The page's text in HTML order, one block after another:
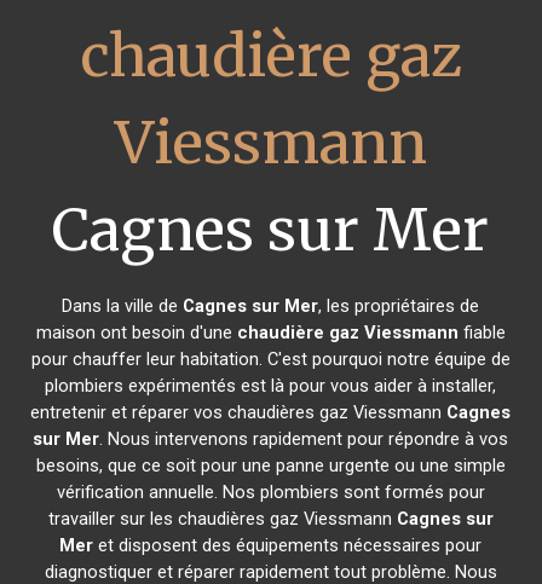
chaudière gaz
Viessmann
Cagnes sur Mer
Dans la ville de Cagnes sur Mer, les propriétaires de
maison ont besoin d'une chaudière gaz Viessmann fiable
pour chauffer leur habitation. C'est pourquoi notre équipe de
plombiers expérimentés est là pour vous aider à installer,
entretenir et réparer vos chaudières gaz Viessmann Cagnes
sur Mer. Nous intervenons rapidement pour répondre à vos
besoins, que ce soit pour une panne urgente ou une simple
vérification annuelle. Nos plombiers sont formés pour
travailler sur les chaudières gaz Viessmann Cagnes sur
Mer et disposent des équipements nécessaires pour
diagnostiquer et réparer rapidement tout problème. Nous